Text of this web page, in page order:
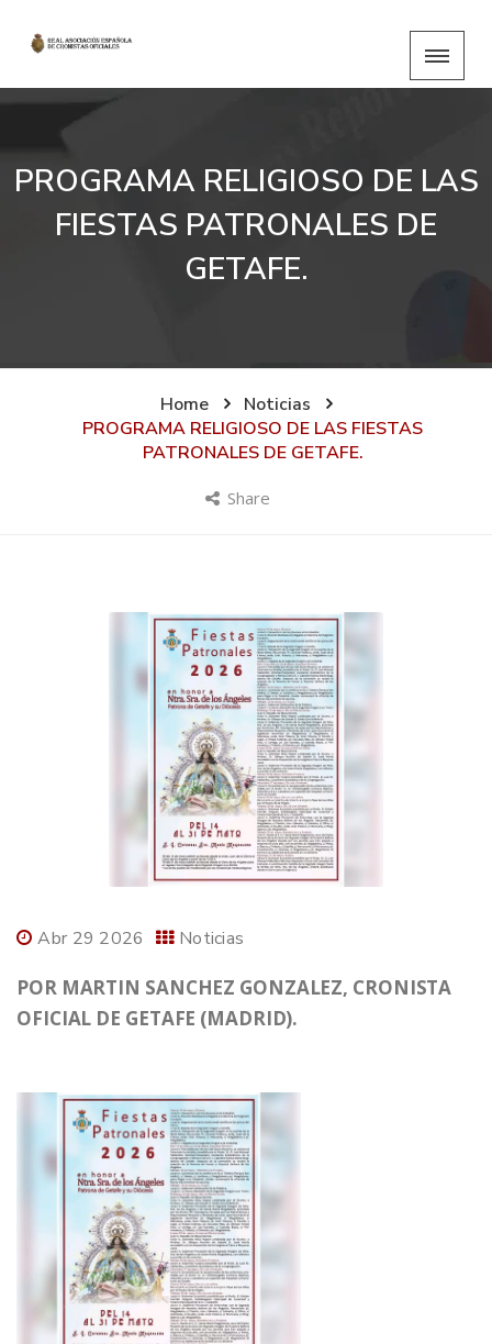
PROGRAMA RELIGIOSO DE LAS
FIESTAS PATRONALES DE
GETAFE.
Home
Noticias
PROGRAMA RELIGIOSO DE LAS FIESTAS
PATRONALES DE GETAFE.
Share
Abr 29 2026 Noticias
POR MARTIN SANCHEZ GONZALEZ, CRONISTA
OFICIAL DE GETAFE (MADRID).